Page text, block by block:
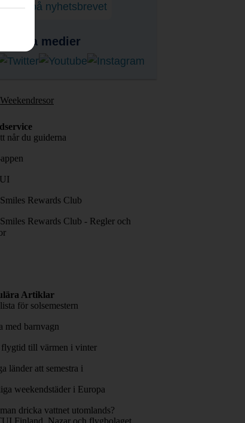
på nyhetsbrevet
medier
Weekendresor
når du guiderna
Rewards Club
Rewards Club - Regler och
Artiklar
för solsemestern
med barnvagn
till värmen i vinter
länder att semestra i
weekendstäder i Europa
dricka vattnet utomlands?